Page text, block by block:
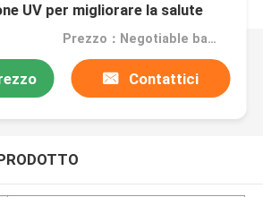
UV per migliorare la salute
Prezzo：Negotiable based on order lot quantity
Contattici